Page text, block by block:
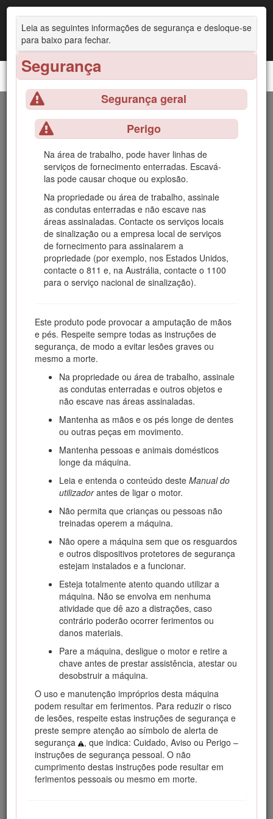
Leia as seguintes informações de segurança e desloque-se
para baixo para fechar.
Segurança
Segurança geral
Perigo
Na área de trabalho, pode haver linhas de
serviços de fornecimento enterradas. Escavá-
las pode causar choque ou explosão.
Na propriedade ou área de trabalho, assinale
as condutas enterradas e não escave nas
áreas assinaladas. Contacte os serviços locais
de sinalização ou a empresa local de serviços
de fornecimento para assinalarem a
propriedade (por exemplo, nos Estados Unidos,
contacte o 811 e, na Austrália, contacte o 1100
para o serviço nacional de sinalização).
Este produto pode provocar a amputação de mãos
e pés. Respeite sempre todas as instruções de
segurança, de modo a evitar lesões graves ou
mesmo a morte.
Na propriedade ou área de trabalho, assinale
as condutas enterradas e outros objetos e
não escave nas áreas assinaladas.
Mantenha as mãos e os pés longe de dentes
ou outras peças em movimento.
Mantenha pessoas e animais domésticos
longe da máquina.
Leia e entenda o conteúdo deste Manual do
utilizadorantes de ligar o motor.
Não permita que crianças ou pessoas não
treinadas operem a máquina.
Não opere a máquina sem que os resguardos
e outros dispositivos protetores de segurança
estejam instalados e a funcionar.
Esteja totalmente atento quando utilizar a
máquina. Não se envolva em nenhuma
atividade que dê azo a distrações, caso
contrário poderão ocorrer ferimentos ou
danos materiais.
Pare a máquina, desligue o motor e retire a
chave antes de prestar assistência, atestar ou
desobstruir a máquina.
O uso e manutenção impróprios desta máquina
podem resultar em ferimentos. Para reduzir o risco
de lesões, respeite estas instruções de segurança e
preste sempre atenção ao símbolo de alerta de
segurança
, que indica: Cuidado, Aviso ou Perigo –
instruções de segurança pessoal. O não
cumprimento destas instruções pode resultar em
ferimentos pessoais ou mesmo em morte.
Triturador de troncos STX-26
Introdução
Esta máquina foi concebida para triturar e remover troncos
de árvores e raízes à superfície. Não se destina a cortar
pedras nem qualquer outro material que não seja madeira e
o solo em torno de um tronco. Se a máquina for utilizada
com qualquer outro propósito, poderá pôr em perigo o
utilizador ou outras pessoas.
Leia estas informações com atenção para saber como
operar e realizar a manutenção adequada do produto, além
de evitar lesões e danos ao produto. A utilização correta e
segura do produto é da exclusiva responsabilidade do
utilizador.
Aceda a www.Toro.com para obter materiais de formação
para registar o seu produto.
Sempre que necessitar de assistência, peças genuínas Toro
ou informações adicionais, entre em contacto com um
assistência Toro, indicando os números de modelo e de
série do produto. Figura1identifica a localização dos
números de série e de modelo do produto. Escreva os
números no espaço fornecido.
Important: Com o seu dispositivo móvel, pode ler o
código QR no autocolante do número de série (se
equipado) para aceder às informações de garantia,
Placa com os números de modelo e de série
Este manual identifica potenciais perigos e contém
mensagens de segurança identificadas com o símbolo de
alerta de segurança (Figura2), que sinaliza perigos que
podem provocar lesões graves ou morte se não forem
observadas as precauções recomendadas.